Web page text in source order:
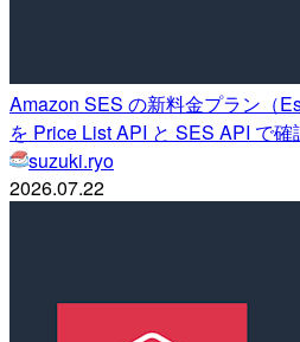
Amazon SES の新料金プラン（
を Price List API と SES API で確
suzuki.ryo
2026.07.22